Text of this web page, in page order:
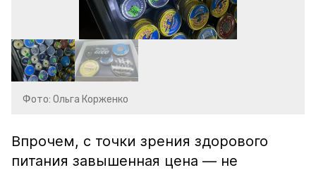
Фото: Ольга Корженко
Впрочем, с точки зрения здорового
питания завышенная цена — не